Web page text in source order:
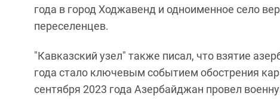
года в город Ходжавенд и одноименное село
переселенцев.
"Кавказский узел" также писал, что взятие
года стало ключевым событием обострения
сентября 2023 года Азербайджан провел